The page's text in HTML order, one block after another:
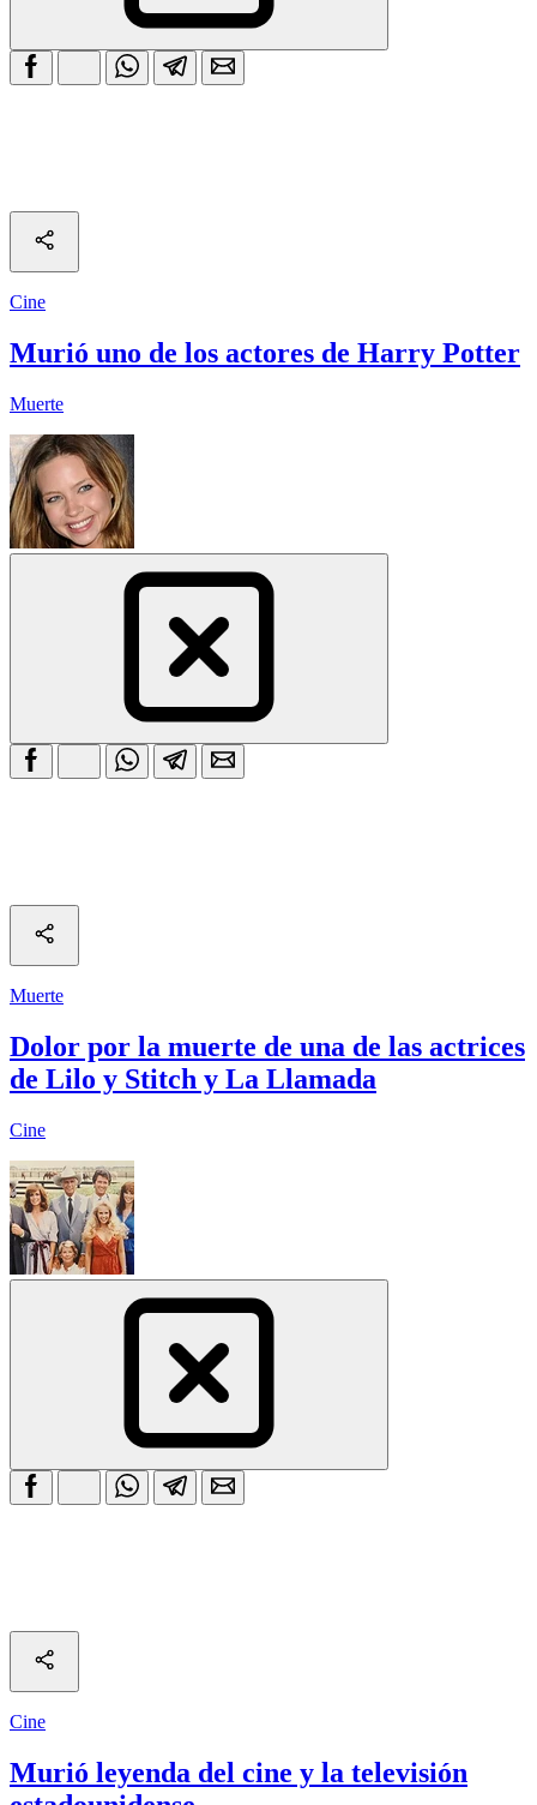
Cine
Murió uno de los actores de Harry Potter
Muerte
Muerte
Dolor por la muerte de una de las actrices
de Lilo y Stitch y La Llamada
Cine
Cine
Murió leyenda del cine y la televisión